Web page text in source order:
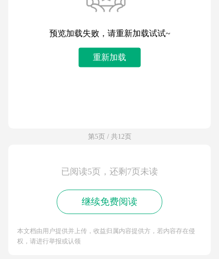
预览加载失败，请重新加载试试~
重新加载
第5页 / 共12页
已阅读5页，还剩7页未读
继续免费阅读
本文档由用户提供并上传，收益归属内容提供方，若内容存在侵
权，请进行举报或认领